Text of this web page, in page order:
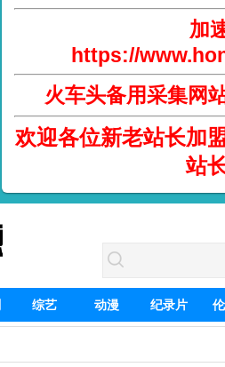
加
https://
火车头备用采集网
欢迎各位新老站长加
站
综艺 动漫 纪录片